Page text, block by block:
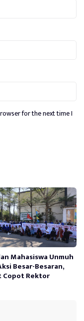
for the next time I
Mahasiswa Unmuh
Besar-Besaran,
Rektor